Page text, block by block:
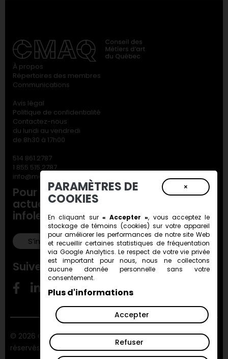
À propos
Répertoires des membres
Communications
Avis légal
Politique de confidentialité
Contactez-nous
du lundi au vendredi
de 8h30 à 17h00
514 861.2787
1 855 515.2787
info@metiersdart.ca
Pour ne rien manquer de nos
actualités, inscrivez-vous à notre
infolettre!
S’inscrire!
Suivez-nous!
© 2026 Conseil des métiers d'art du Québec. Tous droits
réservés.
ViGlob
×
PARAMÈTRES DE
COOKIES
En cliquant sur « Accepter », vous acceptez le
stockage detémoins (cookies) sur votre appareil
pour améliorer les performances de notre site Web
et recueillir certaines statistiques de fréquentation
via Google Analytics. Le respect de votre vie privée
est important pour nous, nous ne collectons
aucune donnée personnelle sans votre
consentement.
Plus d'informations
Accepter
Refuser